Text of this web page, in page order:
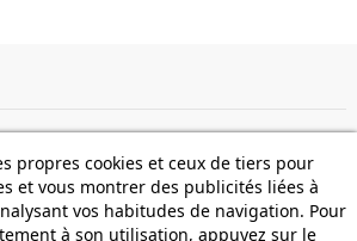
propres cookies et ceux de tiers pour
et vous montrer des publicités liées à
vos habitudes de navigation. Pour
à son utilisation, appuyez sur le